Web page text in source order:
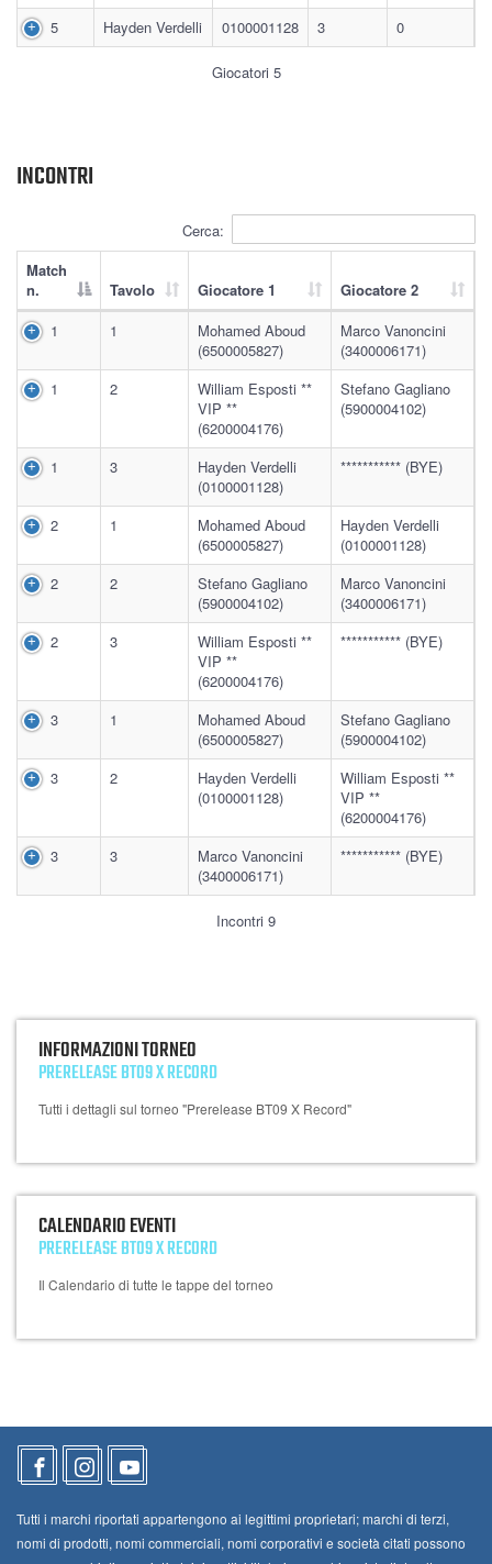
5 Hayden Verdelli 0100001128 3 0
Giocatori 5
INCONTRI
Cerca:
Match
n.
Tavolo Giocatore 1
Giocatore 2
1
1
Mohamed Aboud
(6500005827)
Marco Vanoncini
(3400006171)
1
2
William Esposti **
VIP **
(6200004176)
Stefano Gagliano
(5900004102)
1 3
Hayden Verdelli
(0100001128)
*********** (BYE)
2 1
Mohamed Aboud
(6500005827)
Hayden Verdelli
(0100001128)
2
2
Stefano Gagliano
(5900004102)
Marco Vanoncini
(3400006171)
2
3
William Esposti **
VIP **
(6200004176)
*********** (BYE)
3 1
Mohamed Aboud
(6500005827)
Stefano Gagliano
(5900004102)
3
2
Hayden Verdelli
(0100001128)
William Esposti **
VIP **
(6200004176)
3
3
Marco Vanoncini
(3400006171)
*********** (BYE)
Incontri 9
INFORMAZIONI TORNEO
PRERELEASE BT09 X RECORD
Tutti i dettagli sul torneo "Prerelease BT09 X Record"
CALENDARIO EVENTI
PRERELEASE BT09 X RECORD
Il Calendario di tutte le tappe del torneo
Tutti i marchi riportati appartengono ai legittimi proprietari; marchi di terzi,
nomi di prodotti, nomi commerciali, nomi corporativi e società citati possono